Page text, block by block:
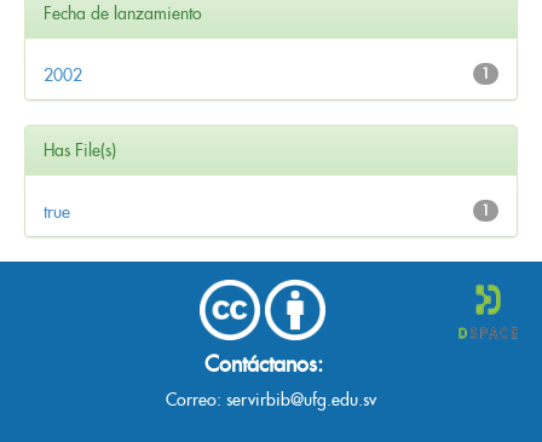
Fecha de lanzamiento
1
2002
Has File(s)
1
true
Contáctanos:
Correo: servirbib@ufg.edu.sv